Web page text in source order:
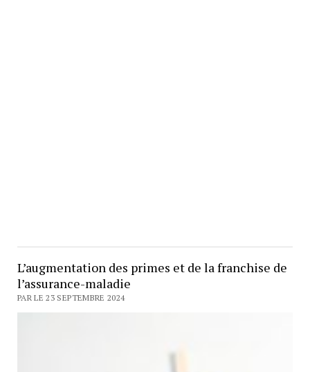
L’augmentation des primes et de la franchise de
l’assurance-maladie
PAR LE 23 SEPTEMBRE 2024